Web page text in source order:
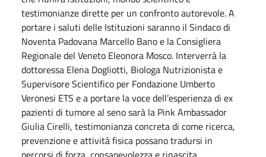
testimonianze dirette per un confronto autorevole. A
portare i saluti delle Istituzioni saranno il Sindaco di
Noventa Padovana Marcello Bano e la Consigliera
Regionale del Veneto Eleonora Mosco. Interverrà la
dottoressa Elena Dogliotti, Biologa Nutrizionista e
Supervisore Scientifico per Fondazione Umberto
Veronesi ETS e a portare la voce dell’esperienza di ex
pazienti di tumore al seno sarà la Pink Ambassador
Giulia Cirelli, testimonianza concreta di come ricerca,
prevenzione e attività fisica possano tradursi in